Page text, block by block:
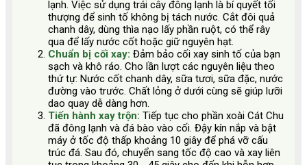
lạnh. Việc sử dụng trái cây đông lạnh là bí quyết tối
thượng để sinh tố không bị tách nước. Cắt đôi quả
chanh dây, dùng thìa nạo lấy phần ruột, có thể rây
qua để lấy nước cốt hoặc giữ nguyên hạt.
Chuẩn bị cối xay: Đảm bảo cối xay sinh tố của bạn
sạch và khô ráo. Cho lần lượt các nguyên liệu theo
thứ tự: Nước cốt chanh dây, sữa tươi, sữa đặc, nước
đường vào trước. Chất lỏng ở dưới cùng sẽ giúp lưỡi
dao quay dễ dàng hơn.
Tiến hành xay trộn: Tiếp tục cho phần xoài Cát Chu
đã đông lạnh và đá bào vào cối. Đậy kín nắp và bật
máy ở tốc độ thấp khoảng 10 giây để phá vỡ cấu
trúc đá. Sau đó, chuyển sang tốc độ cao và xay liên